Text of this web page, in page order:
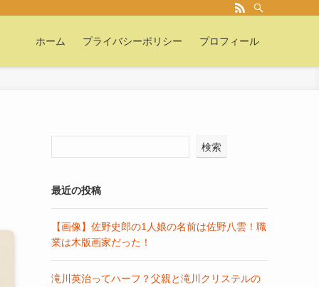
ホーム プライバシーポリシー プロフィール
検索
最近の投稿
【画像】佐野史郎の1人娘の名前は佐野八雲！職
業は木版画家だった！
滝川英治ってハーフ？父親と滝川クリステルの